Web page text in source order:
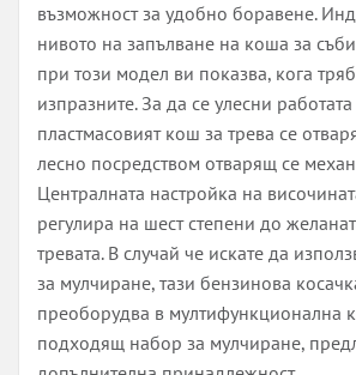
възможност за удобно боравене.
нивото на запълване на коша за
при този модел ви показва, кога
изпразните. За да се улесни
пластмасовият кош за трева се
лесно посредством отварящ се
Централната настройка на
регулира на шест степени до
тревата. В случай че искате да
за мулчиране, тази бензинова
преоборудва в мултифункционална
подходящ набор за мулчиране,